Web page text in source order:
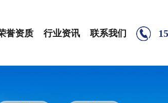
誉资质 行业资讯 联系我们